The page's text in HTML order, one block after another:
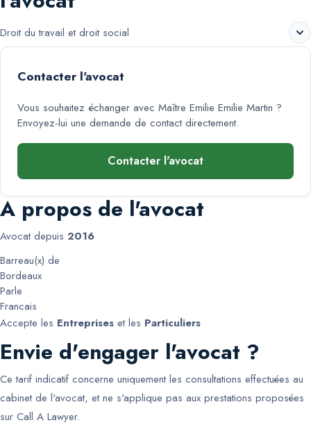
Droit du travail et droit social
Contacter l'avocat
Vous souhaitez échanger avec Maître Emilie Emilie Martin ?
Envoyez-lui une demande de contact directement.
Contacter l'avocat
A propos de l'avocat
Avocat depuis 2016
Barreau(x) de
Bordeaux
Parle
Francais
Accepte les Entreprises et les Particuliers
Envie d'engager l'avocat ?
Ce tarif indicatif concerne uniquement les consultations effectuées au
cabinet de l'avocat, et ne s'applique pas aux prestations proposées
sur Call A Lawyer.